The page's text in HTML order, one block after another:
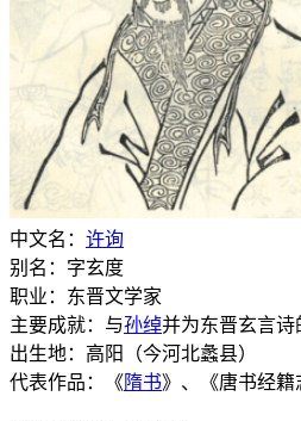
中文名： 许询
别名：字玄度
职业：东晋文学家
主要成就：与孙绰并为东晋玄言诗
出生地：高阳（今河北蠡县）
代表作品：《 隋书》、《唐书经籍